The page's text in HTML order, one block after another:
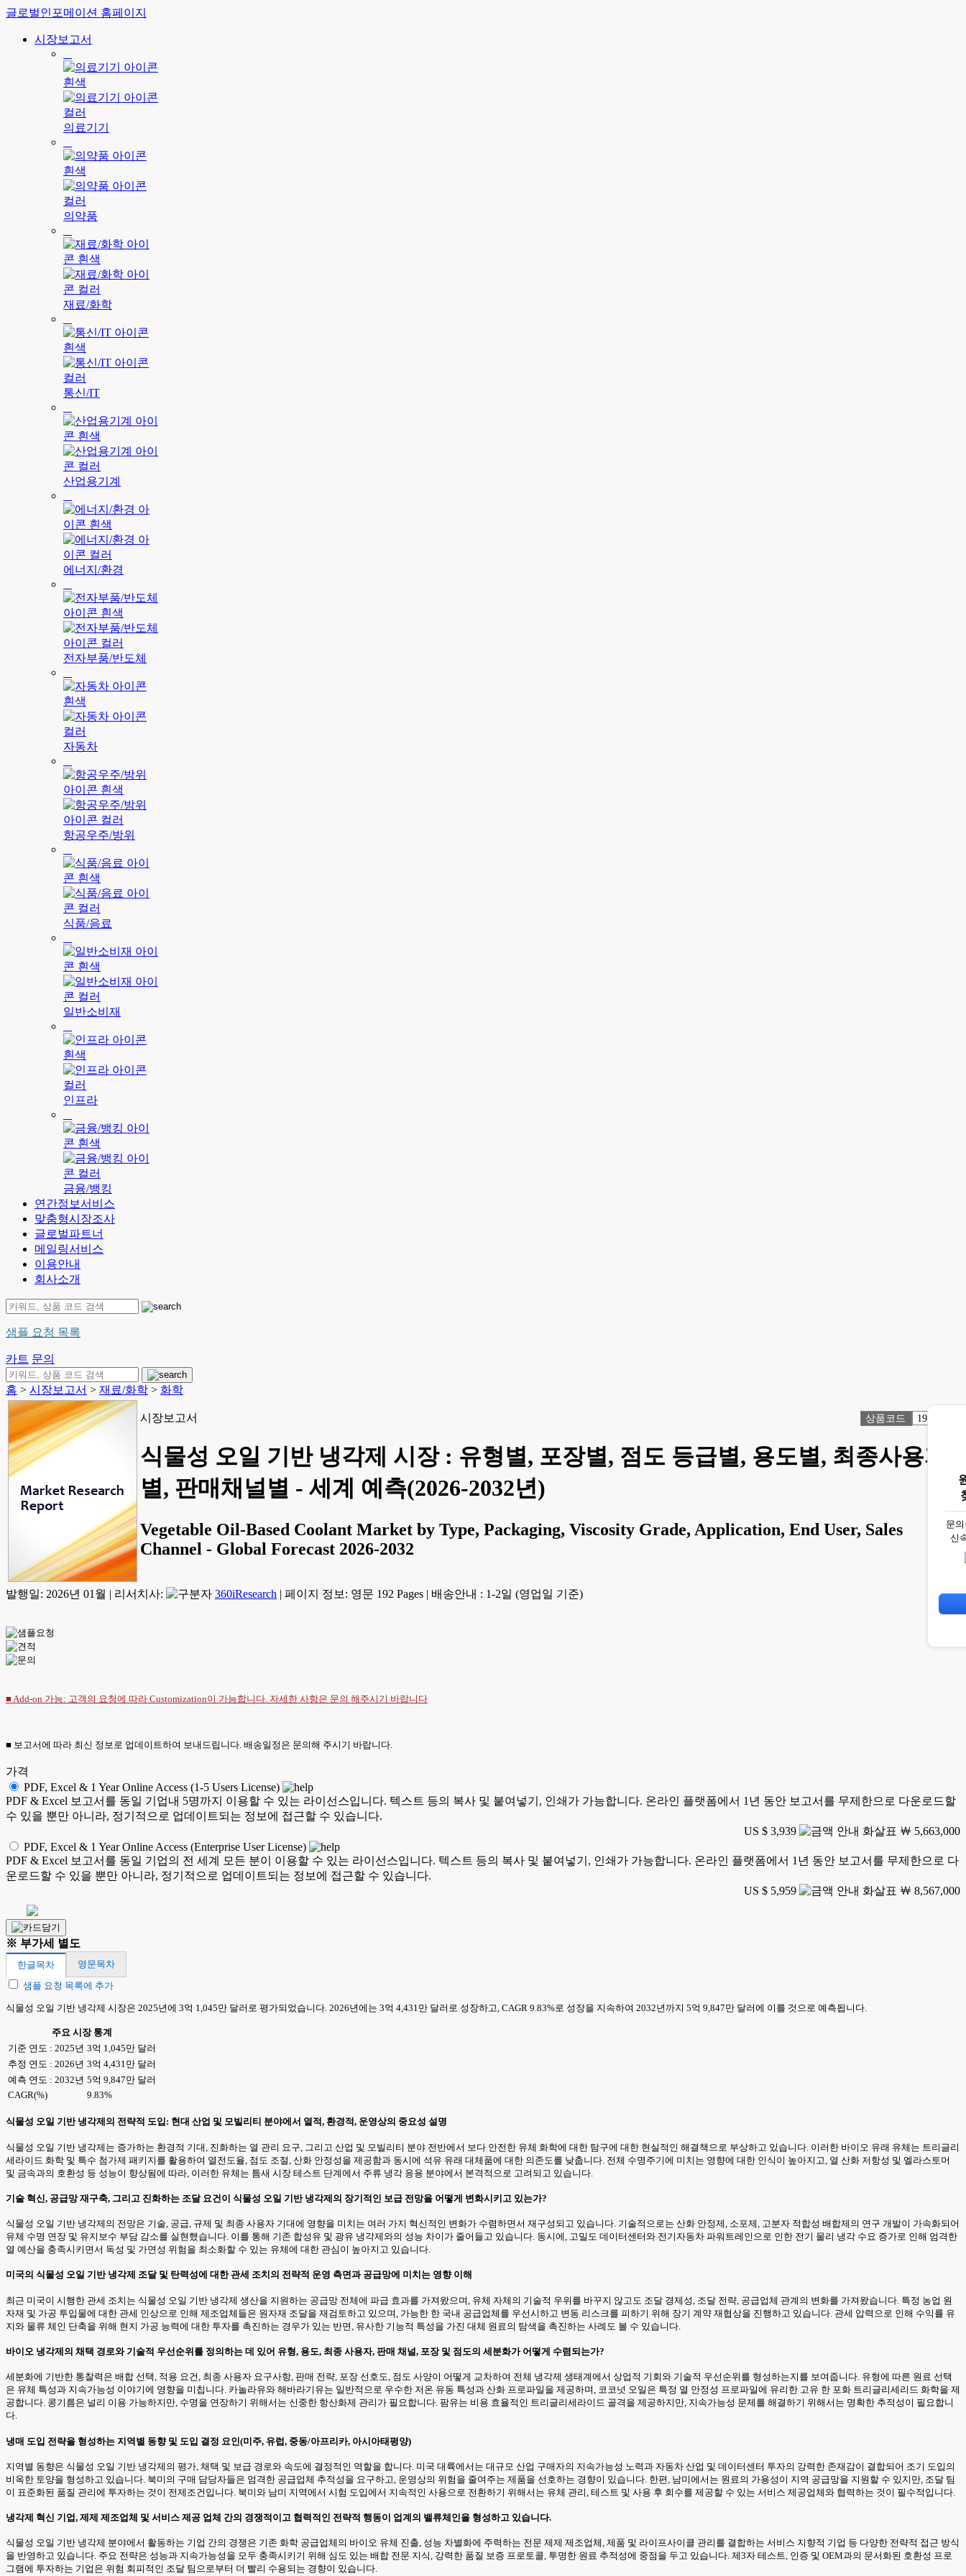
글로벌인포메이션 홈페이지
시장보고서
의료기기
의약품
재료/화학
통신/IT
산업용기계
에너지/환경
전자부품/반도체
자동차
항공우주/방위
식품/음료
일반소비재
인프라
금융/뱅킹
연간정보서비스
맞춤형시장조사
글로벌파트너
메일링서비스
이용안내
회사소개
샘플 요청 목록
카트 문의
홈 > 시장보고서 > 재료/화학 > 화학
시장보고서 상품코드 1916253
식물성 오일 기반 냉각제 시장 : 유형별, 포장별, 점도 등급별, 용도별, 최종사용자
별, 판매채널별 - 세계 예측(2026-2032년)
Vegetable Oil-Based Coolant Market by Type, Packaging, Viscosity Grade, Application, End User, Sales
Channel - Global Forecast 2026-2032
발행일: 2026년 01월 | 리서치사: 360iResearch | 페이지 정보: 영문 192 Pages | 배송안내 : 1-2일 (영업일 기준)
■ Add-on 가능: 고객의 요청에 따라 Customization이 가능합니다. 자세한 사항은 문의 해주시기 바랍니다
■ 보고서에 따라 최신 정보로 업데이트하여 보내드립니다. 배송일정은 문의해 주시기 바랍니다.
가격
PDF, Excel & 1 Year Online Access (1-5 Users License)
PDF & Excel 보고서를 동일 기업내 5명까지 이용할 수 있는 라이선스입니다. 텍스트 등의 복사 및 붙여넣기, 인쇄가 가능합니다. 온라인 플랫폼에서 1년 동안 보고서를 무제한으로 다운로드할
수 있을 뿐만 아니라, 정기적으로 업데이트되는 정보에 접근할 수 있습니다.
US $ 3,939
￦ 5,663,000
PDF, Excel & 1 Year Online Access (Enterprise User License)
PDF & Excel 보고서를 동일 기업의 전 세계 모든 분이 이용할 수 있는 라이선스입니다. 텍스트 등의 복사 및 붙여넣기, 인쇄가 가능합니다. 온라인 플랫폼에서 1년 동안 보고서를 무제한으로 다
운로드할 수 있을 뿐만 아니라, 정기적으로 업데이트되는 정보에 접근할 수 있습니다.
US $ 5,959
￦ 8,567,000
※ 부가세 별도
한글목차
영문목차
샘플 요청 목록에 추가
식물성 오일 기반 냉각제 시장은 2025년에 3억 1,045만 달러로 평가되었습니다. 2026년에는 3억 4,431만 달러로 성장하고, CAGR 9.83%로 성장을 지속하여 2032년까지 5억 9,847만 달러에 이를 것으로 예측됩니다.
주요 시장 통계
기준 연도 : 2025년 3억 1,045만 달러
추정 연도 : 2026년 3억 4,431만 달러
예측 연도 : 2032년 5억 9,847만 달러
CAGR(%)
9.83%
식물성 오일 기반 냉각제의 전략적 도입: 현대 산업 및 모빌리티 분야에서 열적, 환경적, 운영상의 중요성 설명
식물성 오일 기반 냉각제는 증가하는 환경적 기대, 진화하는 열 관리 요구, 그리고 산업 및 모빌리티 분야 전반에서 보다 안전한 유체 화학에 대한 탐구에 대한 현실적인 해결책으로 부상하고 있습니다. 이러한 바이오 유래 유체는 트리글리
세라이드 화학 및 특수 첨가제 패키지를 활용하여 열전도율, 점도 조절, 산화 안정성을 제공함과 동시에 석유 유래 대체품에 대한 의존도를 낮춥니다. 전체 수명주기에 미치는 영향에 대한 인식이 높아지고, 열 산화 저항성 및 엘라스토머
및 금속과의 호환성 등 성능이 향상됨에 따라, 이러한 유체는 틈새 시장 테스트 단계에서 주류 냉각 응용 분야에서 본격적으로 고려되고 있습니다.
기술 혁신, 공급망 재구축, 그리고 진화하는 조달 요건이 식물성 오일 기반 냉각제의 장기적인 보급 전망을 어떻게 변화시키고 있는가?
식물성 오일 기반 냉각제의 전망은 기술, 공급, 규제 및 최종 사용자 기대에 영향을 미치는 여러 가지 혁신적인 변화가 수렴하면서 재구성되고 있습니다. 기술적으로는 산화 안정제, 소포제, 고분자 적합성 배합제의 연구 개발이 가속화되어
유체 수명 연장 및 유지보수 부담 감소를 실현했습니다. 이를 통해 기존 합성유 및 광유 냉각제와의 성능 차이가 줄어들고 있습니다. 동시에, 고밀도 데이터센터와 전기자동차 파워트레인으로 인한 전기 물리 냉각 수요 증가로 인해 엄격한
열 예산을 충족시키면서 독성 및 가연성 위험을 최소화할 수 있는 유체에 대한 관심이 높아지고 있습니다.
미국의 식물성 오일 기반 냉각제 조달 및 탄력성에 대한 관세 조치의 전략적 운영 측면과 공급망에 미치는 영향 이해
최근 미국이 시행한 관세 조치는 식물성 오일 기반 냉각제 생산을 지원하는 공급망 전체에 파급 효과를 가져왔으며, 유체 자체의 기술적 우위를 바꾸지 않고도 조달 경제성, 조달 전략, 공급업체 관계의 변화를 가져왔습니다. 특정 농업 원
자재 및 가공 투입물에 대한 관세 인상으로 인해 제조업체들은 원자재 조달을 재검토하고 있으며, 가능한 한 국내 공급업체를 우선시하고 변동 리스크를 피하기 위해 장기 계약 재협상을 진행하고 있습니다. 관세 압력으로 인해 수익률 유
지와 물류 체인 단축을 위해 현지 가공 능력에 대한 투자를 촉진하는 경우가 있는 반면, 유사한 기능적 특성을 가진 대체 원료의 탐색을 촉진하는 사례도 볼 수 있습니다.
바이오 냉각제의 채택 경로와 기술적 우선순위를 정의하는 데 있어 유형, 용도, 최종 사용자, 판매 채널, 포장 및 점도의 세분화가 어떻게 수렴되는가?
세분화에 기반한 통찰력은 배합 선택, 적용 요건, 최종 사용자 요구사항, 판매 전략, 포장 선호도, 점도 사양이 어떻게 교차하여 전체 냉각제 생태계에서 상업적 기회와 기술적 우선순위를 형성하는지를 보여줍니다. 유형에 따른 원료 선택
은 유체 특성과 지속가능성 이야기에 영향을 미칩니다. 카놀라유와 해바라기유는 일반적으로 우수한 저온 유동 특성과 산화 프로파일을 제공하며, 코코넛 오일은 특정 열 안정성 프로파일에 유리한 고유 한 포화 트리글리세리드 화학을 제
공합니다. 콩기름은 널리 이용 가능하지만, 수명을 연장하기 위해서는 신중한 항산화제 관리가 필요합니다. 팜유는 비용 효율적인 트리글리세라이드 골격을 제공하지만, 지속가능성 문제를 해결하기 위해서는 명확한 추적성이 필요합니
다.
냉매 도입 전략을 형성하는 지역별 동향 및 도입 결정 요인(미주, 유럽, 중동/아프리카, 아시아태평양)
지역별 동향은 식물성 오일 기반 냉각제의 평가, 채택 및 보급 경로와 속도에 결정적인 역할을 합니다. 미국 대륙에서는 대규모 산업 구매자의 지속가능성 노력과 자동차 산업 및 데이터센터 투자의 강력한 존재감이 결합되어 조기 도입의
비옥한 토양을 형성하고 있습니다. 북미의 구매 담당자들은 엄격한 공급업체 추적성을 요구하고, 운영상의 위험을 줄여주는 제품을 선호하는 경향이 있습니다. 한편, 남미에서는 원료의 가용성이 지역 공급망을 지원할 수 있지만, 조달 팀
이 표준화된 품질 관리에 투자하는 것이 전제조건입니다. 북미와 남미 지역에서 시험 도입에서 지속적인 사용으로 전환하기 위해서는 유체 관리, 테스트 및 사용 후 회수를 제공할 수 있는 서비스 제공업체와 협력하는 것이 필수적입니다.
냉각제 혁신 기업, 제제 제조업체 및 서비스 제공 업체 간의 경쟁적이고 협력적인 전략적 행동이 업계의 밸류체인을 형성하고 있습니다.
식물성 오일 기반 냉각제 분야에서 활동하는 기업 간의 경쟁은 기존 화학 공급업체의 바이오 유체 진출, 성능 차별화에 주력하는 전문 제제 제조업체, 제품 및 라이프사이클 관리를 결합하는 서비스 지향적 기업 등 다양한 전략적 접근 방식
을 반영하고 있습니다. 주요 전략은 성능과 지속가능성을 모두 충족시키기 위해 심도 있는 배합 전문 지식, 강력한 품질 보증 프로토콜, 투명한 원료 추적성에 중점을 두고 있습니다. 제3자 테스트, 인증 및 OEM과의 문서화된 호환성 프로
그램에 투자하는 기업은 위험 회피적인 조달 팀으로부터 더 빨리 수용되는 경향이 있습니다.
문
신